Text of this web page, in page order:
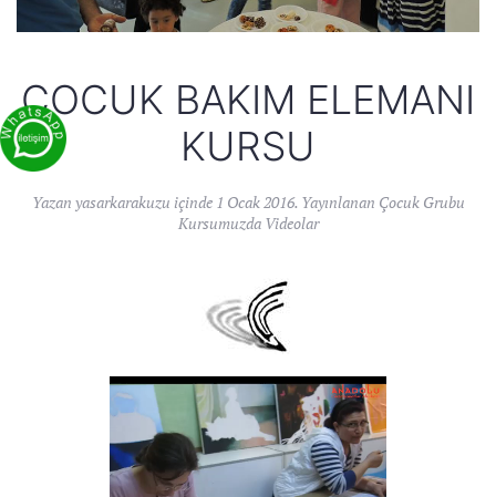
ÇOCUK BAKIM ELEMANI
KURSU
Yazan yasarkarakuzu içinde 1 Ocak 2016. Yayınlanan Çocuk Grubu
Kursumuzda Videolar